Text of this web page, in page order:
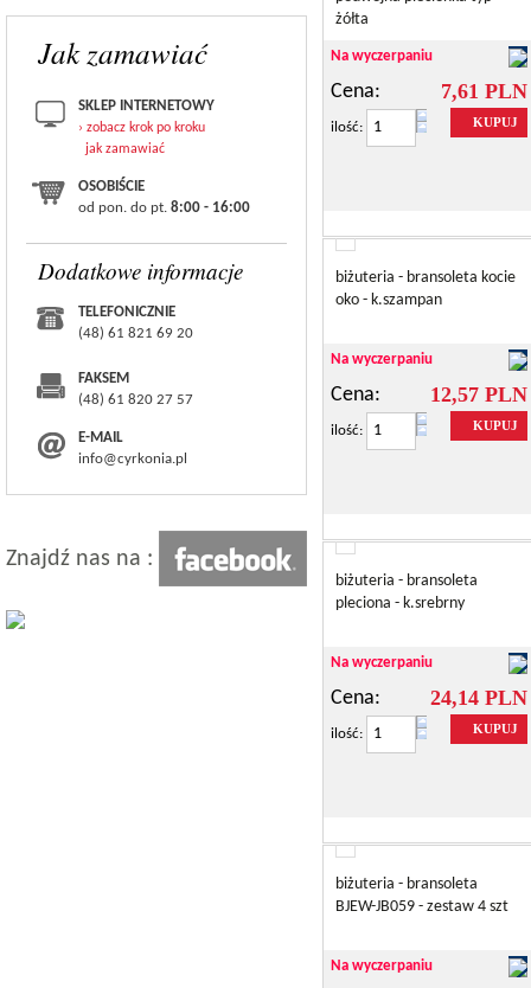
Jak zamawiać
SKLEP INTERNETOWY
› zobacz krok po kroku
jak zamawiać
OSOBIŚCIE
od pon. do pt. 8:00 - 16:00
Dodatkowe informacje
TELEFONICZNIE
(48) 61 821 69 20
FAKSEM
(48) 61 820 27 57
E-MAIL
info@cyrkonia.pl
Znajdź nas na :
żółta
Na wyczerpaniu
Cena: 7,61 PLN
ilość: KUPUJ
biżuteria - bransoleta kocie
oko - k.szampan
Na wyczerpaniu
Cena: 12,57 PLN
ilość: KUPUJ
biżuteria - bransoleta
pleciona - k.srebrny
Na wyczerpaniu
Cena: 24,14 PLN
ilość: KUPUJ
biżuteria - bransoleta
BJEW-JB059 - zestaw 4 szt
Na wyczerpaniu